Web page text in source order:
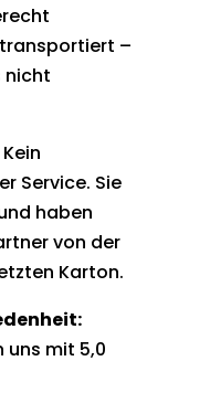
–
nicht
Service. Sie
haben
von der
Karton.
uns mit 5,0